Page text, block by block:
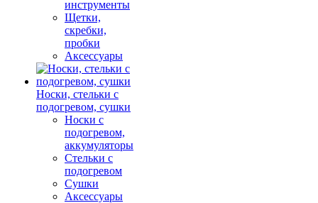
инструменты
Щетки,
скребки,
пробки
Аксессуары
Носки, стельки с
подогревом, сушки
Носки с
подогревом,
аккумуляторы
Стельки с
подогревом
Сушки
Аксессуары